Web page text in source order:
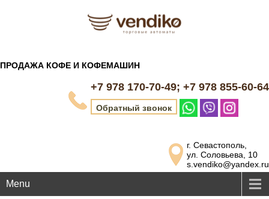
ПРОДАЖА КОФЕ И КОФЕМАШИН
+7 978 170-70-49; +7 978 855-60-64
Обратный звонок
г. Севастополь,
ул. Соловьева, 10
s.vendiko@yandex.ru
Menu